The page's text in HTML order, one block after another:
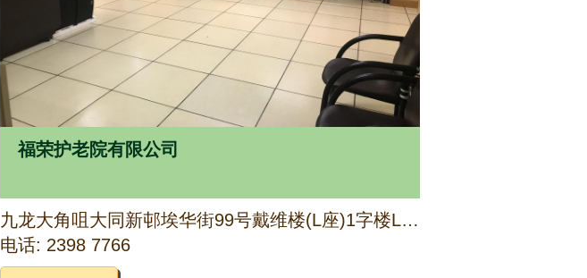
福荣护老院有限公司
九龙大角咀大同新邨埃华街99号戴维楼(L座)1字楼L1及L2室
电话: 2398 7766